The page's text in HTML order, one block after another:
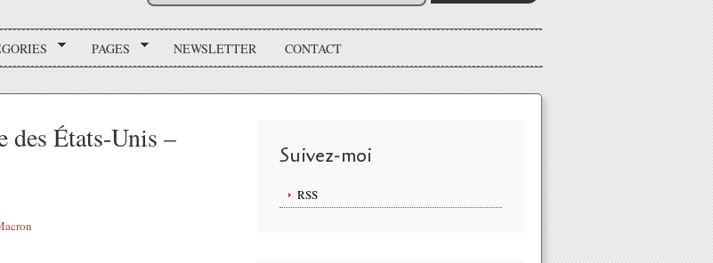
PAGES NEWSLETTER CONTACT
États-Unis –
Suivez-moi
RSS